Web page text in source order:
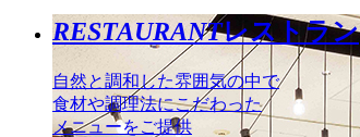
RESTAURANTレストラン
自然と調和した雰囲気の中で
食材や調理法にこだわった
メニューをご提供